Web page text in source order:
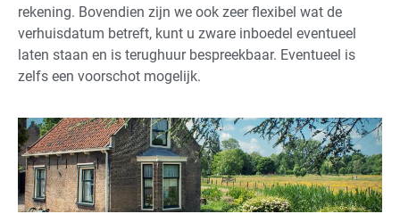
rekening. Bovendien zijn we ook zeer flexibel wat de
verhuisdatum betreft, kunt u zware inboedel eventueel
laten staan en is terughuur bespreekbaar. Eventueel is
zelfs een voorschot mogelijk.